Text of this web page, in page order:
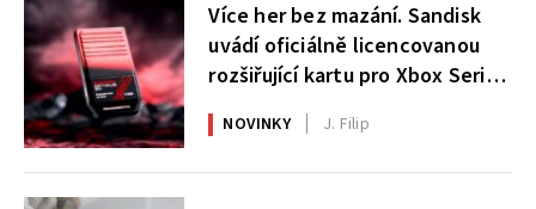
Více her bez mazání. Sandisk
uvádí oficiálně licencovanou
rozšiřující kartu pro Xbox Series
X|S
NOVINKY J. Filip